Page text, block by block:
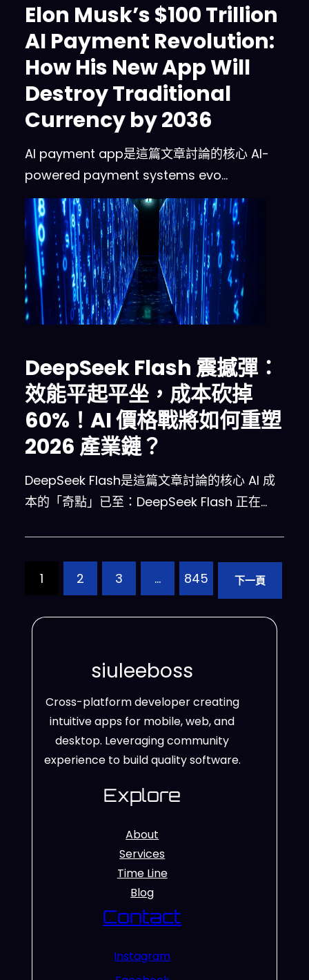
Elon Musk’s $100 Trillion
AI Payment Revolution:
How His New App Will
Destroy Traditional
Currency by 2036
AI payment app是這篇文章討論的核心 AI-
powered payment systems evo…
DeepSeek Flash 震撼彈：
效能平起平坐，成本砍掉
60%！AI 價格戰將如何重塑
2026 產業鏈？
DeepSeek Flash是這篇文章討論的核心 AI 成
本的「奇點」已至：DeepSeek Flash 正在…
1 2 3 … 845 下一頁
siuleeboss
Cross-platform developer creating
intuitive apps for mobile, web, and
desktop. Leveraging community
experience to build quality software.
Explore
About
Services
Time Line
Blog
Contact
Instagram